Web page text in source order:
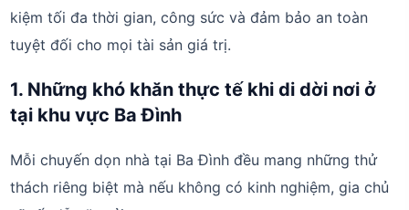
kiệm tối đa thời gian, công sức và đảm bảo an toàn
tuyệt đối cho mọi tài sản giá trị.
1. Những khó khăn thực tế khi di dời nơi ở
tại khu vực Ba Đình
Mỗi chuyến dọn nhà tại Ba Đình đều mang những thử
thách riêng biệt mà nếu không có kinh nghiệm, gia chủ